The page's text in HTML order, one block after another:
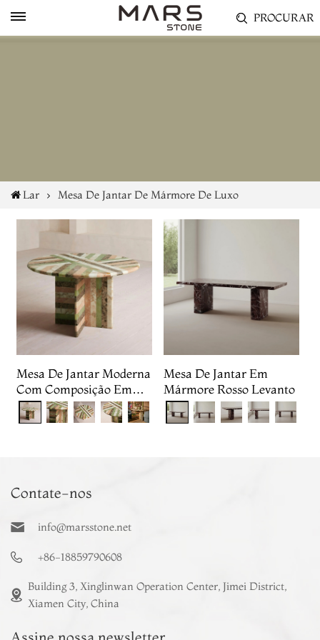
PROCURAR
Lar Mesa De Jantar De Mármore De Luxo
Mesa De Jantar Moderna
Com Composição Em
Mármore Múltiplo
Mesa De Jantar Em
Mármore Rosso Levanto
Contate-nos
info@marsstone.net
+86-18859790608
Building 3, Xinglinwan Operation Center, Jimei District,
Xiamen City, China